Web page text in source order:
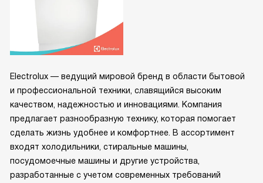
Electrolux — ведущий мировой бренд в области бытовой
и профессиональной техники, славящийся высоким
качеством, надежностью и инновациями. Компания
предлагает разнообразную технику, которая помогает
сделать жизнь удобнее и комфортнее. В ассортимент
входят холодильники, стиральные машины,
посудомоечные машины и другие устройства,
разработанные с учетом современных требований